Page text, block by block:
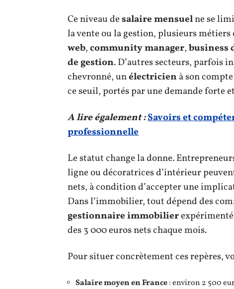
Ce niveau desalaire mensuelne se
la vente ou la gestion, plusieurs
web,community manager,business
de gestion. D’autres secteurs, parfois
chevronné, unélectricien à son
ce seuil, portés par une demande forte
A lire également :Savoirs et
professionnelle
Le statut change la donne.
ligne ou décoratrices d’intérieur
nets, à condition d’accepter une
Dans l’immobilier, tout dépend des
gestionnaire immobilier
des 3 000 euros nets chaque mois.
Pour situer concrètement ces repères,
Salaire moyen en France: environ 2 500